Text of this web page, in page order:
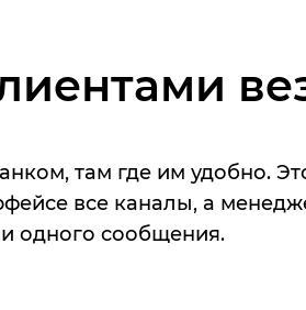
там где им удобно.
все каналы, а
одного сообщения.